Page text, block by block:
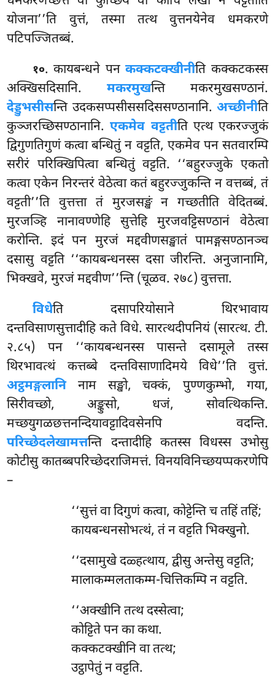
योजना’’ति वुत्तं, तस्मा तत्थ वुत्तनयेनेव धमकरणे
पटिपज्जितब्बं.
१०. कायबन्धने पनकक्कटक्खीनीति कक्कटकस्स
अक्खिसदिसानि. मकरमुखन्ति मकरमुखसण्ठानं.
देड्डुभसीसन्ति उदकसप्पसीससदिससण्ठानानि. अच्छीनीति
कुञ्जरच्छिसण्ठानानि.एकमेव वट्टतीति एत्थ एकरज्जुकं
द्विगुणतिगुणं कत्वा बन्धितुं न वट्टति, एकमेव पन सतवारम्पि
सरीरं परिक्खिपित्वा बन्धितुं वट्टति. ‘‘बहुरज्जुके एकतो
कत्वा एकेन निरन्तरं वेठेत्वा कतं बहुरज्जुकन्ति न वत्तब्बं, तं
वट्टती’’ति वुत्तत्ता तं मुरजसङ्खं न गच्छतीति वेदितब्बं.
मुरजञ्हि नानावण्णेहि सुत्तेहि मुरजवट्टिसण्ठानं वेठेत्वा
करोन्ति. इदं पन मुरजं मद्दवीणसङ्खातं पामङ्गसण्ठानञ्च
दसासु वट्टति ‘‘कायबन्धनस्स दसा जीरन्ति. अनुजानामि,
भिक्खवे, मुरजं मद्दवीण’’न्ति (चूळव. २७८) वुत्तत्ता.
विधेति दसापरियोसाने थिरभावाय
दन्तविसाणसुत्तादीहि कते विधे. सारत्थदीपनियं (सारत्थ. टी.
२.८५) पन ‘‘कायबन्धनस्स पासन्ते दसामूले तस्स
थिरभावत्थं कत्तब्बे दन्तविसाणादिमये विधे’’ति वुत्तं.
अट्ठमङ्गलानिनाम सङ्खो, चक्कं, पुण्णकुम्भो, गया,
सिरीवच्छो, अङ्कुसो, धजं, सोवत्थिकन्ति.
मच्छयुगळछत्तनन्दियावट्टादिवसेनपि वदन्ति.
परिच्छेदलेखामत्तन्ति दन्तादीहि कतस्स विधस्स उभोसु
कोटीसु कातब्बपरिच्छेदराजिमत्तं. विनयविनिच्छयप्पकरणेपि
–
‘‘सुत्तं वा दिगुणं कत्वा, कोट्टेन्ति च तहिं तहिं;
कायबन्धनसोभत्थं, तं न वट्टति भिक्खुनो.
‘‘दसामुखे दळ्हत्थाय, द्वीसु अन्तेसु वट्टति;
मालाकम्मलताकम्म-चित्तिकम्पि न वट्टति.
‘‘अक्खीनितत्थ दस्सेत्वा;
कोट्टिते पन का कथा.
कक्कटक्खीनि वा तत्थ;
उट्ठापेतुं न वट्टति.